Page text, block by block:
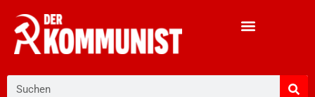
Inhalt
springen